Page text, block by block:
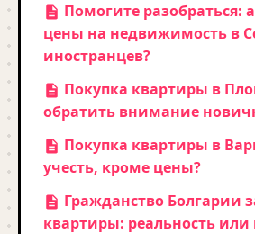
Помогите разобраться:
цены на недвижимость в
иностранцев?
Покупка квартиры в
обратить внимание
Покупка квартиры в
учесть, кроме цены?
Гражданство Болгарии
квартиры: реальность